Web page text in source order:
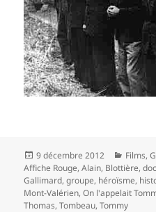
Publié
le
9 décembre 2012 Films,
Affiche Rouge,Alain, Blottière,
Gallimard,groupe, héroïsme,
Mont-Valérien,On l'appelait
Thomas,Tombeau,Tommy